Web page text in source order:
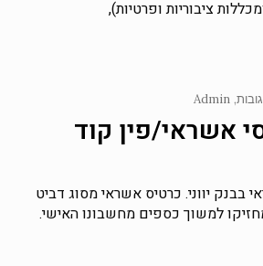
ציבוריות ופרטיות),
Admin
אשראי/פין קוד
בבנק יווני. כרטיס אשראי מסוג דביט
למשוך כספים מחשבונו האישי.